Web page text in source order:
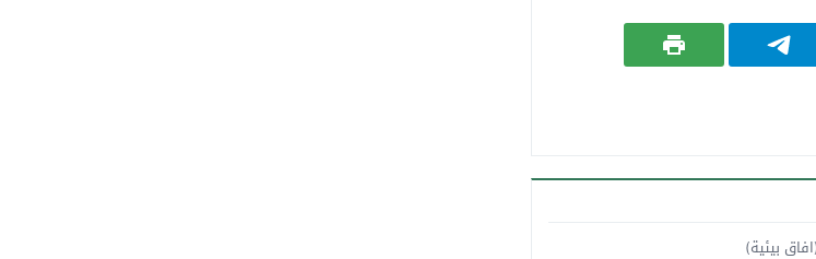
بيئية)